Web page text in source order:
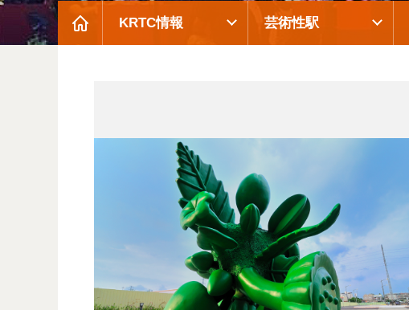
KRTC情報 芸術性駅